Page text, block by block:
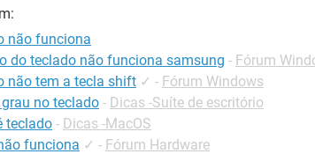
não funciona
do teclado não funciona samsung - Fórum
não tem a tecla shift ✓ - Fórum Windows
no teclado - Dicas -Suíte de escritório
teclado - Dicas -MacOS
funciona ✓ - Fórum Hardware